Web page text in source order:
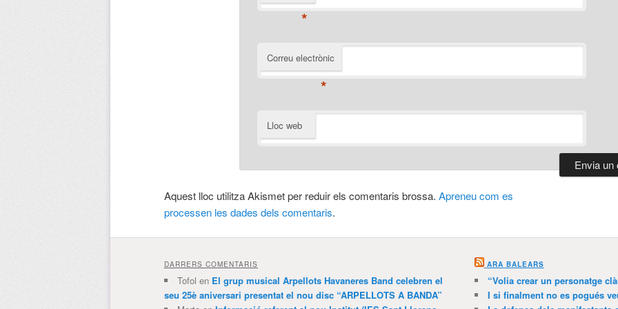
*
Correu electrònic
*
Lloc web
Aquest lloc utilitza Akismet per reduir els comentaris brossa. Apreneu com es
processen les dades dels comentaris.
DARRERS COMENTARIS
Tofol en El grup musical Arpellots Havaneres Band celebren el
seu 25è aniversari presentat el nou disc “ARPELLOTS A BANDA”
ARA BALEARS
“Volia crear un personatge
I si finalment no es pogués